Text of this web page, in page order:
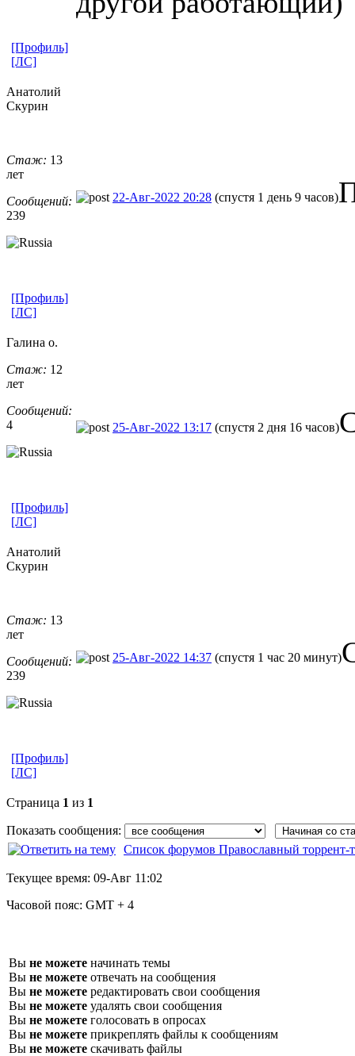
[Профиль]
[ЛС]
Анатолий
Скурин
Стаж: 13
лет
Сообщений:
239
22-Авг-2022 20:28 (спустя 1 день 9 часов)
[Профиль]
[ЛС]
Галина о.
Стаж: 12
лет
Сообщений:
4
25-Авг-2022 13:17 (спустя 2 дня 16 часов)
[Профиль]
[ЛС]
Анатолий
Скурин
Стаж: 13
лет
Сообщений:
239
25-Авг-2022 14:37 (спустя 1 час 20 минут)
[Профиль]
[ЛС]
Страница 1 из 1
Показать сообщения:
Список форумов Православный торрент-
Текущее время: 09-Авг 11:02
Часовой пояс: GMT + 4
Вы не можете начинать темы
Вы не можете отвечать на сообщения
Вы не можете редактировать свои сообщения
Вы не можете удалять свои сообщения
Вы не можете голосовать в опросах
Вы не можете прикреплять файлы к сообщениям
Вы не можете скачивать файлы